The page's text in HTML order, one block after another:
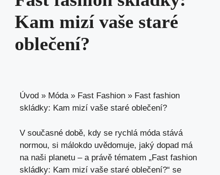
Kam mizí vaše staré
oblečení?
Úvod » Móda» Fast Fashion » Fast fashion
skládky: Kam mizí vaše staré oblečení?
V současné době, kdy se rychlá móda stává
normou, si málokdo uvědomuje, jaký dopad má
na naši planetu – a právě tématem „Fast fashion
skládky: Kam mizí vaše staré oblečení?“ se